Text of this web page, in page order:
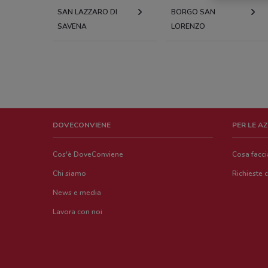
SAN LAZZARO DI
SAVENA
BORGO SAN
LORENZO
DOVECONVIENE
Cos'è DoveConviene
Chi siamo
News e media
Lavora con noi
PER LE
Cosa
Richieste